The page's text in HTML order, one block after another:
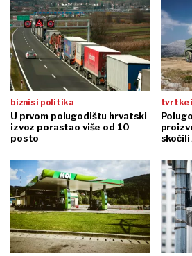
biznis i politika
U prvom polugodištu hrvatski
izvoz porastao više od 10
posto
tvrtke
skočili